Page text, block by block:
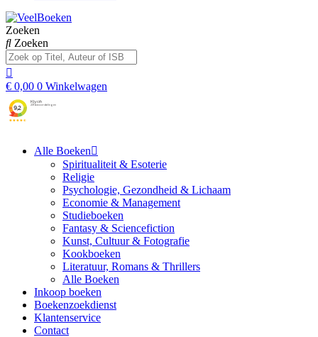
Zoeken
Zoeken
€ 0,00 0 Winkelwagen
Alle Boeken
Spiritualiteit & Esoterie
Religie
Psychologie, Gezondheid & Lichaam
Economie & Management
Studieboeken
Fantasy & Sciencefiction
Kunst, Cultuur & Fotografie
Kookboeken
Literatuur, Romans & Thrillers
Alle Boeken
Inkoop boeken
Boekenzoekdienst
Klantenservice
Contact